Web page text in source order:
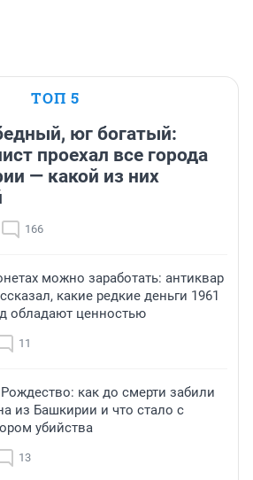
ТОП 5
юг богатый:
проехал все города
— какой из них
166
можно заработать: антиквар
какие редкие деньги 1961
обладают ценностью
11
как до смерти забили
из Башкирии и что стало с
убийства
13